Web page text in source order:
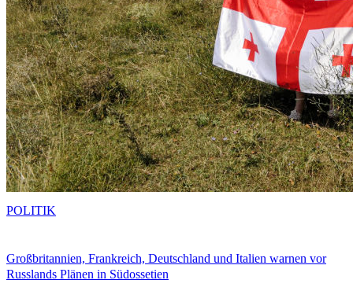
Großbritannien, Frankreich, Deutschland und Italien warnen vor
Russlands Plänen in Südossetien
POLITIK